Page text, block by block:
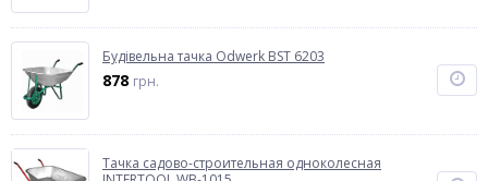
Будівельна тачка Odwerk BST 6203
878 грн.
Тачка садово-строительная одноколесная